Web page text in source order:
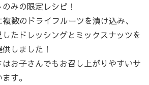
みの限定レシピ！
数のドライフルーツを漬け込み、
たドレッシングとミックスナッツを
しました！
お子さんでもお召し上がりやすいサ
す。